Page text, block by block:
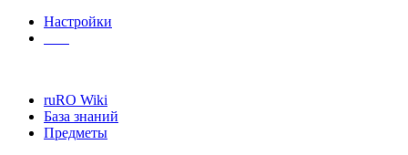
Настройки
ruRO Wiki
База знаний
Предметы